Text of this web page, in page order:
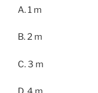
A. 1 m
B. 2 m
C. 3 m